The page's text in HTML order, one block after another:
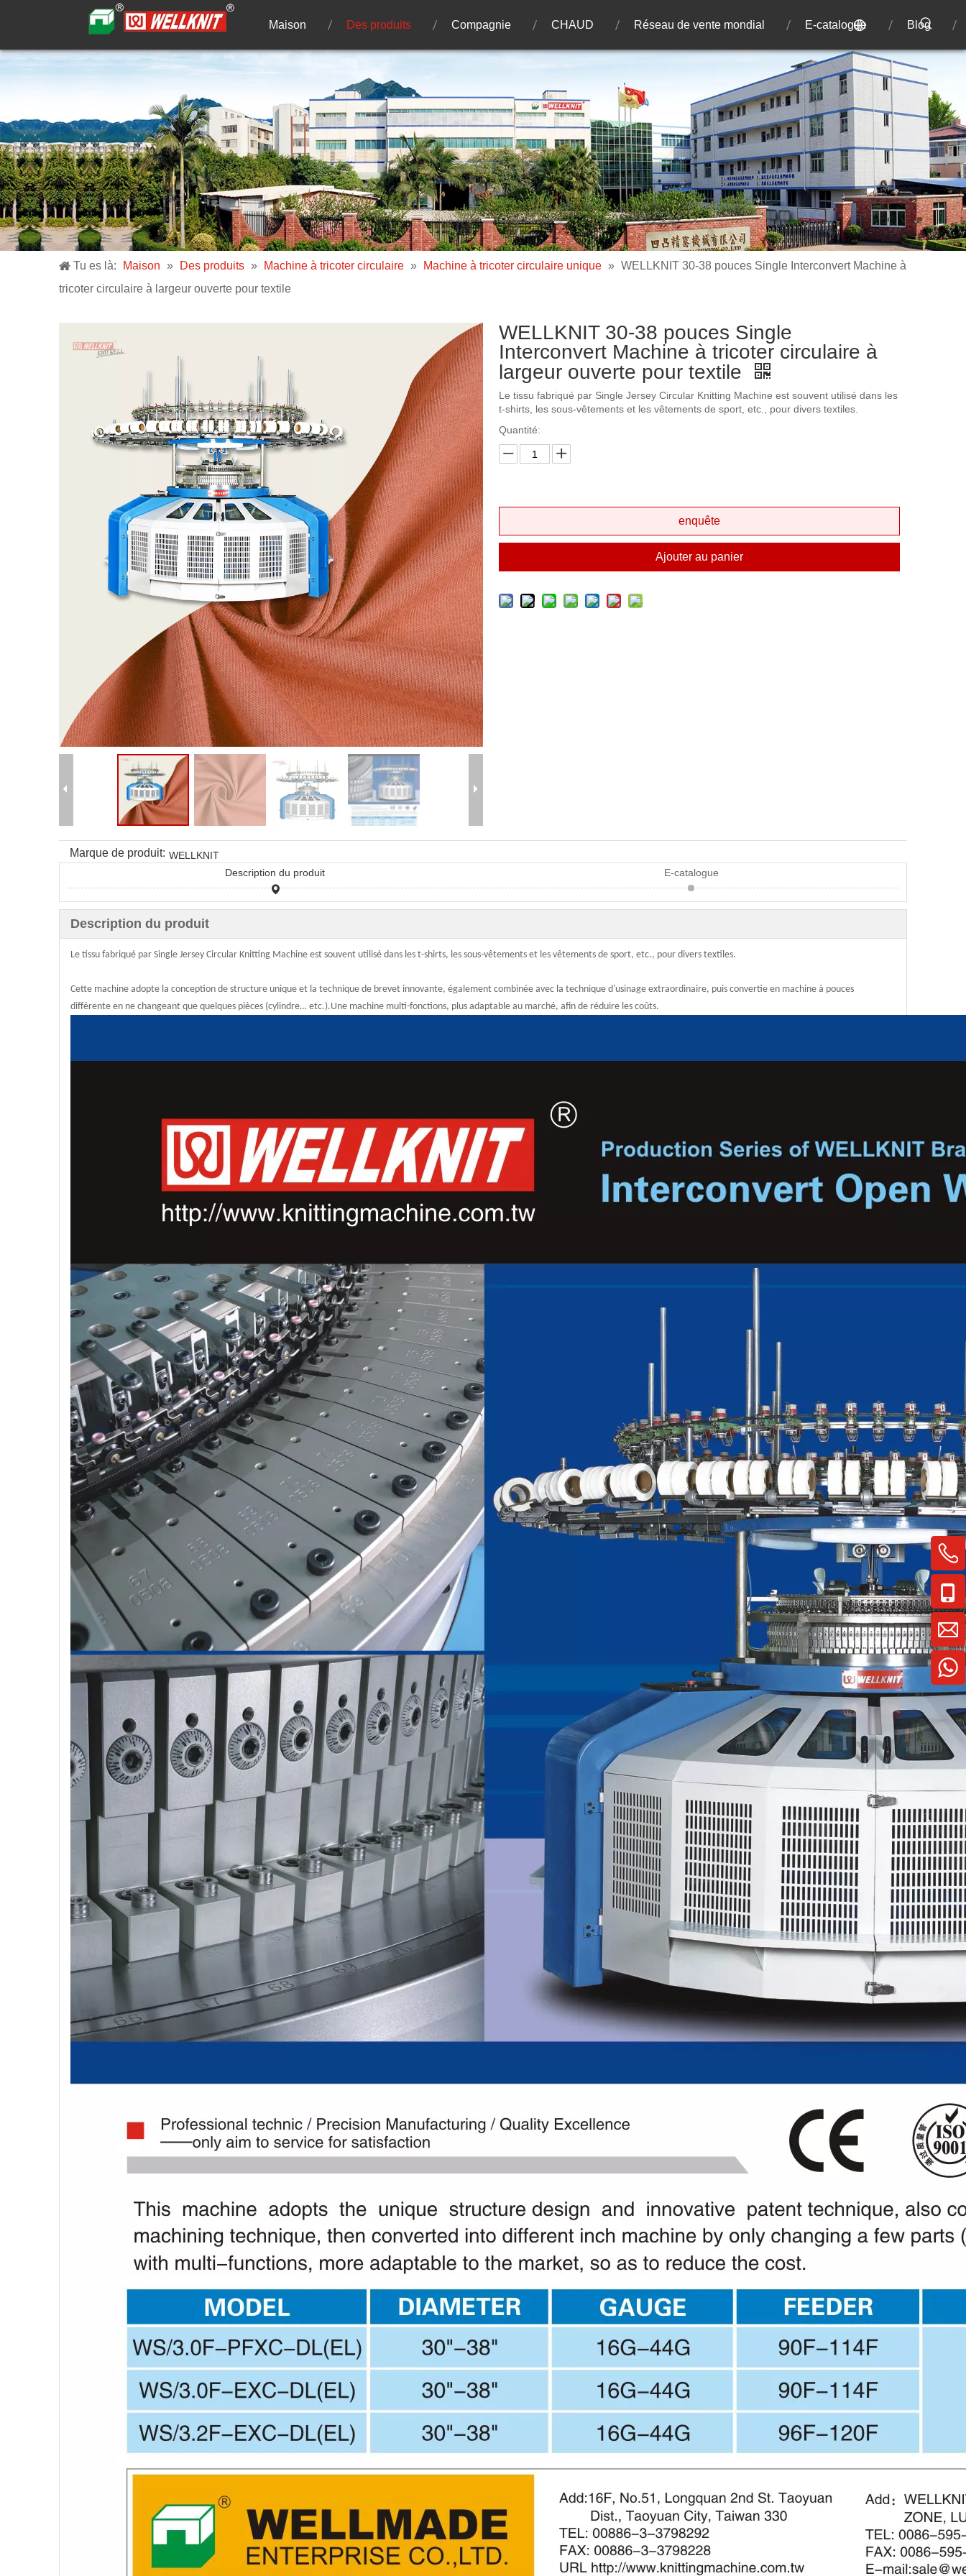
Maison Des produits Compagnie CHAUD Réseau de vente mondial E-catalogue Blog
Tu es là: Maison » Des produits » Machine à tricoter circulaire » Machine à tricoter circulaire unique » WELLKNIT 30-38 pouces Single Interconvert Machine à
tricoter circulaire à largeur ouverte pour textile
WELLKNIT 30-38 pouces Single
Interconvert Machine à tricoter circulaire à
largeur ouverte pour textile
Le tissu fabriqué par Single Jersey Circular Knitting Machine est souvent utilisé dans les
t-shirts, les sous-vêtements et les vêtements de sport, etc., pour divers textiles.
Quantité:
enquête
Ajouter au panier
Marque de produit: WELLKNIT
Description du produit
E-catalogue
Description du produit
Le tissu fabriqué par Single Jersey Circular Knitting Machine est souvent utilisé dans les t-shirts, les sous-vêtements et les vêtements de sport, etc., pour divers textiles.
Cette machine adopte la conception de structure unique et la technique de brevet innovante, également combinée avec la technique d'usinage extraordinaire, puis convertie en machine à pouces
différente en ne changeant que quelques pièces (cylindre… etc.).Une machine multi-fonctions, plus adaptable au marché, afin de réduire les coûts.